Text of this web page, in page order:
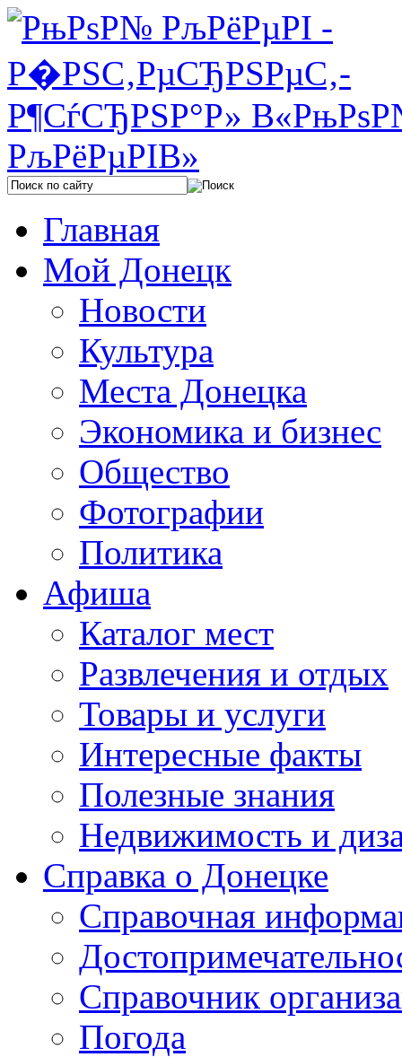
Главная
Мой Донецк
Новости
Культура
Места Донецка
Экономика и бизнес
Общество
Фотографии
Политика
Афиша
Каталог мест
Развлечения и отдых
Товары и услуги
Интересные факты
Полезные знания
Недвижимость и
Справка о Донецке
Справочная
Справочник
Погода